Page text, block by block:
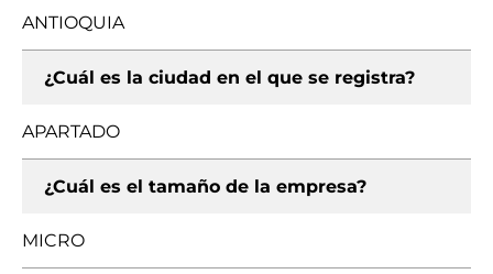
ANTIOQUIA
¿Cuál es la ciudad en el que se registra?
APARTADO
¿Cuál es el tamaño de la empresa?
MICRO